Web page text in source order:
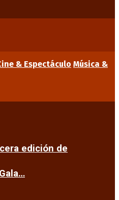
& Espectáculo Música &
edición de